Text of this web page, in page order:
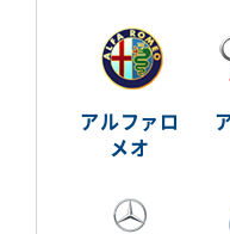
アルファロ
メオ